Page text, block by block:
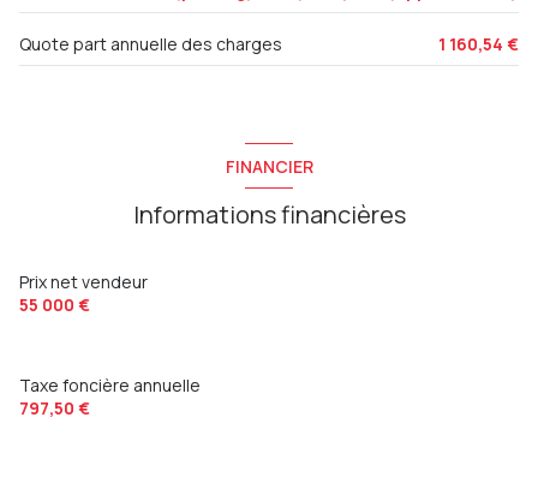
parking
10 m²
Quote part annuelle des charges 1 160,54 €
FINANCIER
Informations financières
Prix net vendeur
55 000 €
Taxe foncière annuelle
797,50 €